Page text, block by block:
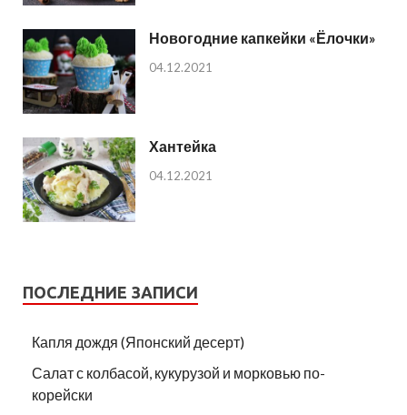
Новогодние капкейки «Ёлочки»
04.12.2021
Хантейка
04.12.2021
ПОСЛЕДНИЕ ЗАПИСИ
Капля дождя (Японский десерт)
Салат с колбасой, кукурузой и морковью по-
корейски